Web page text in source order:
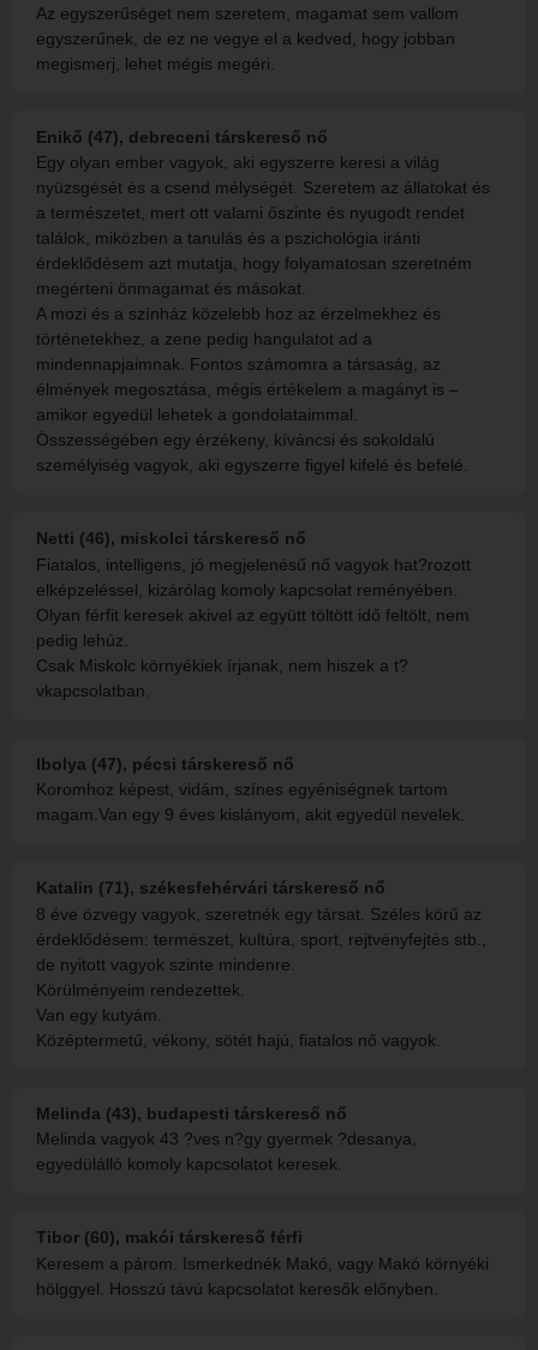
Az egyszerűséget nem szeretem, magamat sem vallom
egyszerűnek, de ez ne vegye el a kedved, hogy jobban
megismerj, lehet mégis megéri.
Enikő (47), debreceni társkereső nő
Egy olyan ember vagyok, aki egyszerre keresi a világ
nyüzsgését és a csend mélységét. Szeretem az állatokat és
a természetet, mert ott valami őszinte és nyugodt rendet
találok, miközben a tanulás és a pszichológia iránti
érdeklődésem azt mutatja, hogy folyamatosan szeretném
megérteni önmagamat és másokat.
A mozi és a színház közelebb hoz az érzelmekhez és
történetekhez, a zene pedig hangulatot ad a
mindennapjaimnak. Fontos számomra a társaság, az
élmények megosztása, mégis értékelem a magányt is –
amikor egyedül lehetek a gondolataimmal.
Összességében egy érzékeny, kíváncsi és sokoldalú
személyiség vagyok, aki egyszerre figyel kifelé és befelé.
Netti (46), miskolci társkereső nő
Fiatalos, intelligens, jó megjelenésű nő vagyok hat?rozott
elképzeléssel, kizárólag komoly kapcsolat reményében.
Olyan férfit keresek akivel az együtt töltött idő feltölt, nem
pedig lehúz.
Csak Miskolc környékiek írjanak, nem hiszek a t?
vkapcsolatban.
Ibolya (47), pécsi társkereső nő
Koromhoz képest, vidám, színes egyéniségnek tartom
magam.Van egy 9 éves kislányom, akit egyedül nevelek.
Katalin (71), székesfehérvári társkereső nő
8 éve özvegy vagyok, szeretnék egy társat. Széles körű az
érdeklődésem: természet, kultúra, sport, rejtvényfejtés stb.,
de nyitott vagyok szinte mindenre.
Körülményeim rendezettek.
Van egy kutyám.
Középtermetű, vékony, sötét hajú, fiatalos nő vagyok.
Melinda (43), budapesti társkereső nő
Melinda vagyok 43 ?ves n?gy gyermek ?desanya,
egyedülálló komoly kapcsolatot keresek.
Tibor (60), makói társkereső férfi
Keresem a párom. Ismerkednék Makó, vagy Makó környéki
hölggyel. Hosszú távú kapcsolatot keresők előnyben.